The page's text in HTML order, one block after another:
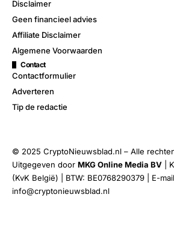
Disclaimer
Geen financieel advies
Affiliate Disclaimer
Algemene Voorwaarden
Contact
Contactformulier
Adverteren
Tip de redactie
© 2025 CryptoNieuwsblad.nl – Alle
Uitgegeven door MKG Online Media BV |
(KvK België) | BTW: BE0768290379 | E-
info@cryptonieuwsblad.nl